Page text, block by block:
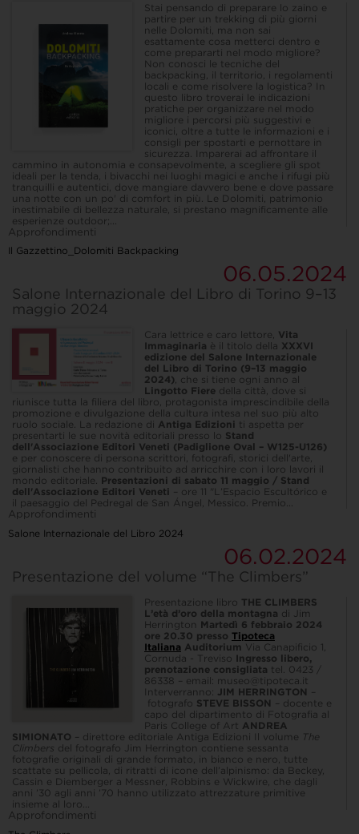
Stai pensando di preparare lo zaino e
partire per un trekking di più giorni
nelle Dolomiti, ma non sai
esattamente cosa metterci dentro e
come prepararti nel modo migliore?
Non conosci le tecniche del
backpacking, il territorio, i regolamenti
locali e come risolvere la logistica? In
questo libro troverai le indicazioni
pratiche per organizzare nel modo
migliore i percorsi più suggestivi e
iconici, oltre a tutte le informazioni e i
consigli per spostarti e pernottare in
sicurezza. Imparerai ad affrontare il
cammino in autonomia e consapevolmente, a scegliere gli spot
ideali per la tenda, i bivacchi nei luoghi magici e anche i rifugi più
tranquilli e autentici, dove mangiare davvero bene e dove passare
una notte con un po' di comfort in più. Le Dolomiti, patrimonio
inestimabile di bellezza naturale, si prestano magnificamente alle
esperienze outdoor;...
Approfondimenti
Il Gazzettino_Dolomiti Backpacking
06.05.2024
Salone Internazionale del Libro di Torino 9–13
maggio 2024
Cara lettrice e caro lettore, Vita
Immaginaria è il titolo della XXXVI
edizione del Salone Internazionale
del Libro di Torino (9–13 maggio
2024), che si tiene ogni anno al
Lingotto Fiere della città, dove si
riunisce tutta la filiera del libro, protagonista imprescindibile della
promozione e divulgazione della cultura intesa nel suo più alto
ruolo sociale. La redazione di Antiga Edizioni ti aspetta per
presentarti le sue novità editoriali presso lo Stand
dell'Associazione Editori Veneti (Padiglione Oval – W125-U126)
e per conoscere di persona scrittori, fotografi, storici dell'arte,
giornalisti che hanno contribuito ad arricchire con i loro lavori il
mondo editoriale. Presentazioni di sabato 11 maggio / Stand
dell'Associazione Editori Veneti – ore 11 "L’Espacio Escultórico e
il paesaggio del Pedregal de San Ángel, Messico. Premio...
Approfondimenti
Salone Internazionale del Libro 2024
06.02.2024
Presentazione del volume “The Climbers”
Presentazione libro THE CLIMBERS
L’età d’oro della montagna di Jim
Herrington Martedì 6 febbraio 2024
ore 20.30 presso Tipoteca
Italiana Auditorium Via Canapificio 1,
Cornuda - Treviso Ingresso libero,
prenotazione consigliata tel. 0423 /
86338 – email: museo@tipoteca.it
Interverranno: JIM HERRINGTON –
fotografo STEVE BISSON – docente e
capo del dipartimento di Fotografia al
Paris College of Art ANDREA
SIMIONATO – direttore editoriale Antiga Edizioni Il volume The
Climbers del fotografo Jim Herrington contiene sessanta
fotografie originali di grande formato, in bianco e nero, tutte
scattate su pellicola, di ritratti di icone dell’alpinismo: da Beckey,
Cassin e Diemberger a Messner, Robbins e Wickwire, che dagli
anni ’30 agli anni ’70 hanno utilizzato attrezzature primitive
insieme al loro...
Approfondimenti